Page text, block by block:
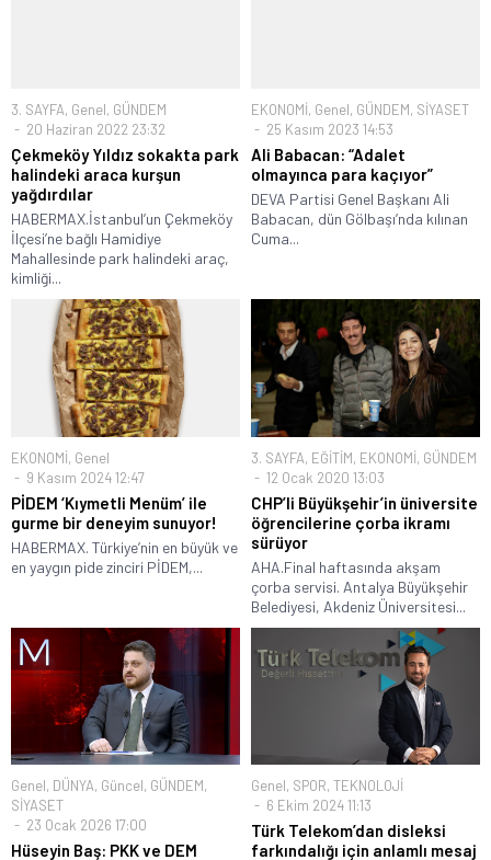
3. SAYFA, Genel, GÜNDEM
20 Haziran 2022 23:32
Çekmeköy Yıldız sokakta park
halindeki araca kurşun
yağdırdılar
HABERMAX.İstanbul’un Çekmeköy
İlçesi’ne bağlı Hamidiye
Mahallesinde park halindeki araç,
kimliği...
EKONOMİ, Genel, GÜNDEM, SİYASET
25 Kasım 2023 14:53
Ali Babacan: “Adalet
olmayınca para kaçıyor”
DEVA Partisi Genel Başkanı Ali
Babacan, dün Gölbaşı’nda kılınan
Cuma...
EKONOMİ, Genel
9 Kasım 2024 12:47
PİDEM ‘Kıymetli Menüm’ ile
gurme bir deneyim sunuyor!
HABERMAX. Türkiye’nin en büyük ve
en yaygın pide zinciri PİDEM,...
3. SAYFA, EĞİTİM, EKONOMİ, GÜNDEM
12 Ocak 2020 13:03
CHP’li Büyükşehir’in üniversite
öğrencilerine çorba ikramı
sürüyor
AHA.Final haftasında akşam
çorba servisi. Antalya Büyükşehir
Belediyesi, Akdeniz Üniversitesi...
Genel, DÜNYA, Güncel, GÜNDEM,
SİYASET
23 Ocak 2026 17:00
Hüseyin Baş: PKK ve DEM
Genel, SPOR, TEKNOLOJİ
6 Ekim 2024 11:13
Türk Telekom’dan disleksi
farkındalığı için anlamlı mesaj